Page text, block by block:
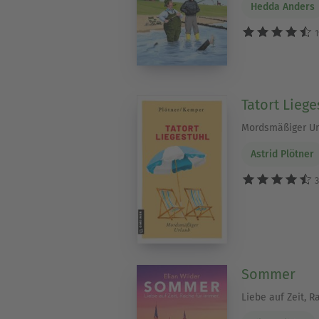
Urlaubslektüre Klassiker -
erleben jedes Jahr eine
verfügbar.
Entdecke jetzt die besten
Hedda Anders
Tatort
Mordsmäßiger
Astrid Plötner
Sommer
Liebe auf Zeit,